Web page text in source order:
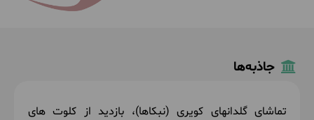
جاذبه‌ها
تماشای گلدانهای کویری (نبکاها)، بازدید از کلوت های